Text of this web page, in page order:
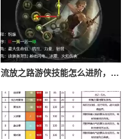
流放之路游侠技能怎么进阶，流放之路游侠技能怎么进阶的